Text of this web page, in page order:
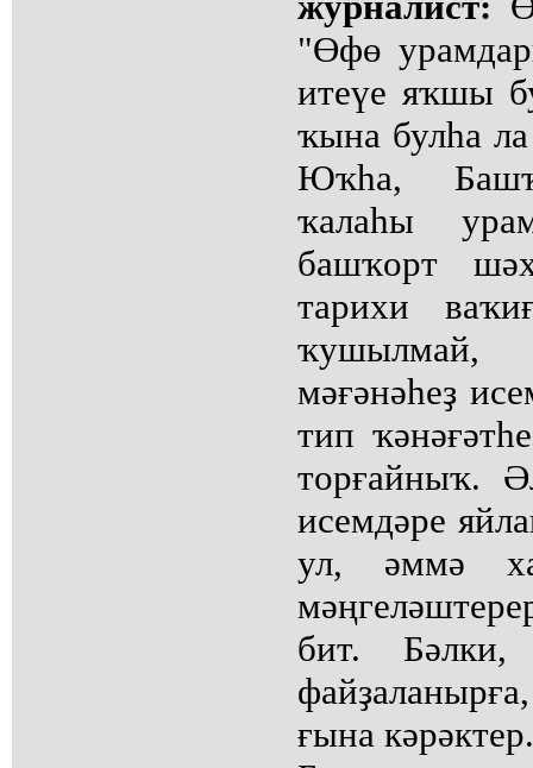
"Өфө
итеүе яҡшы
ҡына булһа
Юҡһа,
ҡалаһы
башҡорт
тарихи
мәғәнәһеҙ
тип
торғайныҡ.
исемдәре
ул, әммә
бит. Бәлки,
ғына кәрәктер.